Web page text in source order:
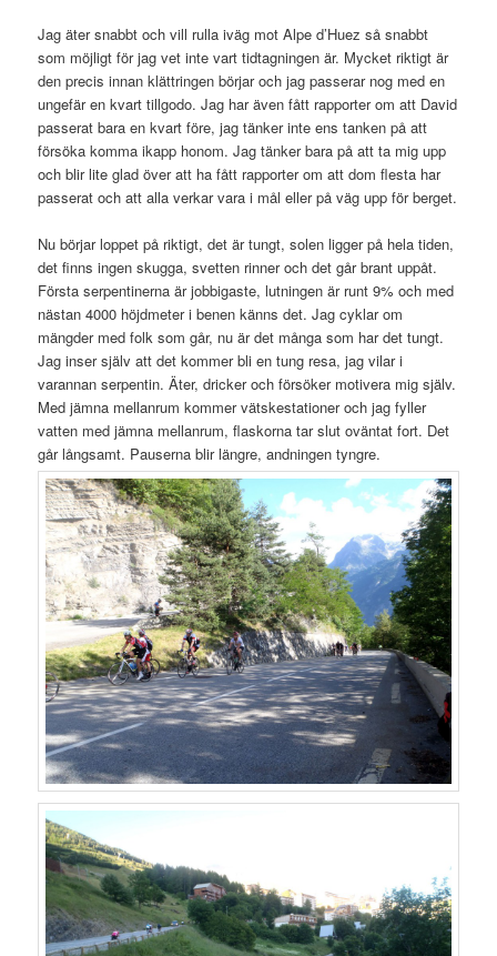
Jag äter snabbt och vill rulla iväg mot Alpe d’Huez så snabbt
som möjligt för jag vet inte vart tidtagningen är. Mycket riktigt är
den precis innan klättringen börjar och jag passerar nog med en
ungefär en kvart tillgodo. Jag har även fått rapporter om att David
passerat bara en kvart före, jag tänker inte ens tanken på att
försöka komma ikapp honom. Jag tänker bara på att ta mig upp
och blir lite glad över att ha fått rapporter om att dom flesta har
passerat och att alla verkar vara i mål eller på väg upp för berget.
Nu börjar loppet på riktigt, det är tungt, solen ligger på hela tiden,
det finns ingen skugga, svetten rinner och det går brant uppåt.
Första serpentinerna är jobbigaste, lutningen är runt 9% och med
nästan 4000 höjdmeter i benen känns det. Jag cyklar om
mängder med folk som går, nu är det många som har det tungt.
Jag inser själv att det kommer bli en tung resa, jag vilar i
varannan serpentin. Äter, dricker och försöker motivera mig själv.
Med jämna mellanrum kommer vätskestationer och jag fyller
vatten med jämna mellanrum, flaskorna tar slut oväntat fort. Det
går långsamt. Pauserna blir längre, andningen tyngre.